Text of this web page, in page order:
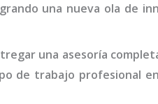
una nueva ola de
una asesoría
de trabajo profesional